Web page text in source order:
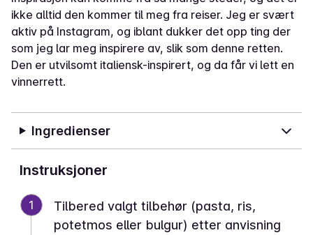
ikke alltid den kommer til meg fra reiser. Jeg er svært
aktiv på Instagram, og iblant dukker det opp ting der
som jeg lar meg inspirere av, slik som denne retten.
Den er utvilsomt italiensk-inspirert, og da får vi lett en
vinnerrett.
Ingredienser
Instruksjoner
1
Tilbered valgt tilbehør (pasta, ris,
potetmos eller bulgur) etter anvisning